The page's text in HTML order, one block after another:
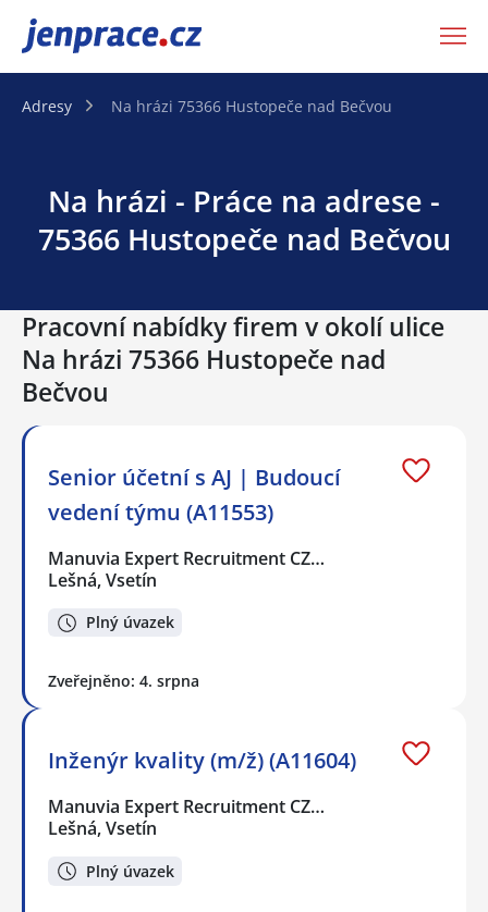
JenPráce.cz
Adresy Na hrázi 75366 Hustopeče nad Bečvou
Na hrázi - Práce na adrese -
75366 Hustopeče nad Bečvou
Pracovní nabídky firem v okolí ulice
Na hrázi 75366 Hustopeče nad
Bečvou
Senior účetní s AJ | Budoucí
vedení týmu (A11553)
Manuvia Expert Recruitment CZ…
Lešná, Vsetín
Plný úvazek
Zveřejněno: 4. srpna
Inženýr kvality (m/ž) (A11604)
Manuvia Expert Recruitment CZ…
Lešná, Vsetín
Plný úvazek